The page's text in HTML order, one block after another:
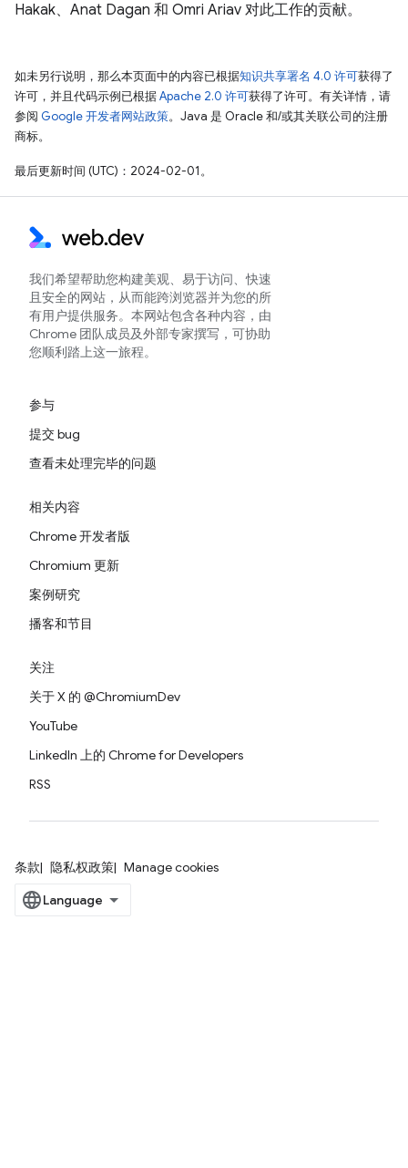
Hakak、Anat Dagan 和 Omri Ariav 对此工作的贡献。
如未另行说明，那么本页面中的内容已根据知识共享署名 4.0 许可获得了
许可，并且代码示例已根据Apache 2.0 许可获得了许可。有关详情，请
参阅 Google 开发者网站政策。Java 是 Oracle 和/或其关联公司的注册
商标。
最后更新时间 (UTC)：2024-02-01。
我们希望帮助您构建美观、易于访问、快速
且安全的网站，从而能跨浏览器并为您的所
有用户提供服务。本网站包含各种内容，由
Chrome 团队成员及外部专家撰写，可协助
您顺利踏上这一旅程。
参与
提交 bug
查看未处理完毕的问题
相关内容
Chrome 开发者版
Chromium 更新
案例研究
播客和节目
关注
关于 X 的 @ChromiumDev
YouTube
LinkedIn 上的 Chrome for Developers
RSS
条款 隐私权政策 Manage cookies